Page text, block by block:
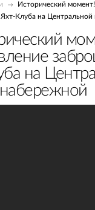
Исторический
Клуба на Центральной
на
набережной